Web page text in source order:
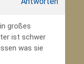
großes
ist schwer
was sie